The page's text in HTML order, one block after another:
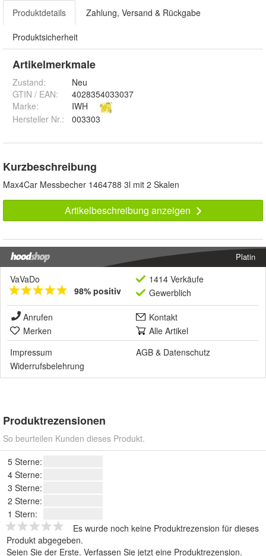
Produktdetails Zahlung, Versand & Rückgabe
Produktsicherheit
Artikelmerkmale
Zustand:
Neu
GTIN / EAN:
4028354033037
Marke:
IWH
Hersteller Nr.:
003303
Kurzbeschreibung
Max4Car Messbecher 1464788 3l mit 2 Skalen
Artikelbeschreibung anzeigen
Platin
VaVaDo
98% positiv
1414 Verkäufe
Gewerblich
Anrufen
Kontakt
Merken
Alle Artikel
Impressum
AGB & Datenschutz
Widerrufsbelehrung
Produktrezensionen
So beurteilen Kunden dieses Produkt.
5 Sterne:
4 Sterne:
3 Sterne:
2 Sterne:
1 Stern:
Es wurde noch keine Produktrezension für dieses
Produkt abgegeben.
Seien Sie der Erste. Verfassen Sie jetzt eine Produktrezension.